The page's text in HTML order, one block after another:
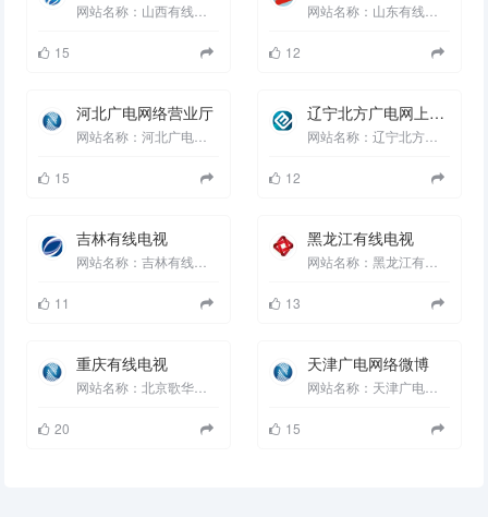
15 12
河北广电网络营业厅
15
辽宁北方广电网上营业厅
网站名称：辽宁北方广电网上营业厅 网站分类：本地服务 收录时间：2023-04-13 18:27:37 ...
12
吉林有线电视
11
黑龙江有线电视
网站名称：黑龙江有线电视 网站分类：本地服务 收录时间：2023-04-13 18:27:37 ...
13
重庆有线电视
20
天津广电网络微博
网站名称：天津广电网络微博 网站分类：本地服务 收录时间：2023-04-13 18:27:37 ...
15